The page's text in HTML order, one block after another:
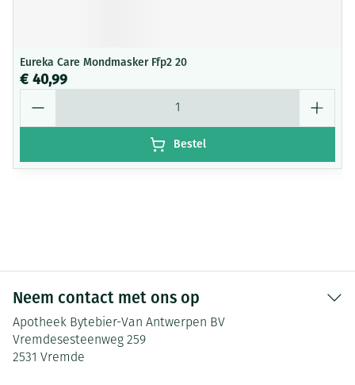
Eureka Care Mondmasker Ffp2 20
€ 40,99
Bestel
Neem contact met ons op
Apotheek Bytebier-Van Antwerpen BV
Vremdesesteenweg 259
2531 Vremde